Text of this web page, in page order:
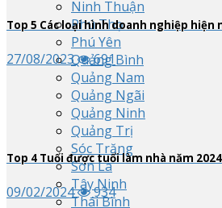
Ninh Thuận
Phú Thọ
Phú Yên
Quảng Bình
Quảng Nam
Quảng Ngãi
Quảng Ninh
Quảng Trị
Sóc Trăng
Sơn La
Tây Ninh
Thái Bình
Top 5 Các loại hình doanh nghiệp hiện
27/08/2023 691
Top 4 Tuổi được tuổi làm nhà năm 2024
09/02/2024 934